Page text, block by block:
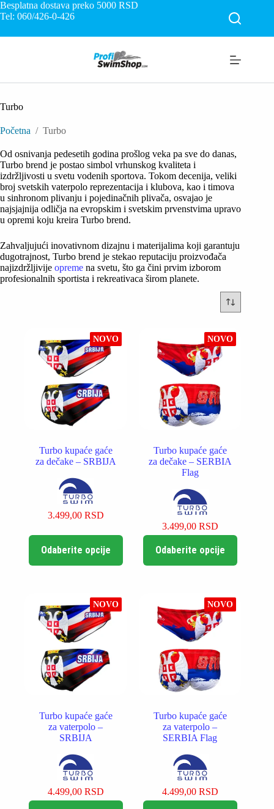
Skip
to
Besplatna dostava preko 5000 RSD
Tel: 060/426-0-426
Turbo
Početna / Turbo
Od osnivanja pedesetih godina prošlog veka pa sve do danas,
Turbo brend je postao simbol vrhunskog kvaliteta i
izdržljivosti u svetu vodenih sportova. Tokom decenija, veliki
broj svetskih vaterpolo reprezentacija i klubova, kao i timova
u sinhronom plivanju i pojedinačnih plivača, osvajao je
najsjajnija odličja na evropskim i svetskim prvenstvima upravo
u opremi koju kreira Turbo brend.
Zahvaljujući inovativnom dizajnu i materijalima koji garantuju
dugotrajnost, Turbo brend je stekao reputaciju proizvođača
najizdržljivije opreme na svetu, što ga čini prvim izborom
profesionalnih sportista i rekreativaca širom planete.
NOVO
Turbo kupaće gaće
za dečake – SRBIJA
3.499,00 RSD
Odaberite opcije
proizvod
mogu
biti
izabrane
na
stranici
proizvoda.
NOVO
Turbo kupaće gaće
za dečake – SERBIA
Flag
3.499,00 RSD
Odaberite opcije
proizvod
mogu
biti
izabrane
na
stranici
proizvoda.
NOVO
Turbo kupaće gaće
za vaterpolo –
SRBIJA
4.499,00 RSD
NOVO
Turbo kupaće gaće
za vaterpolo –
SERBIA Flag
4.499,00 RSD